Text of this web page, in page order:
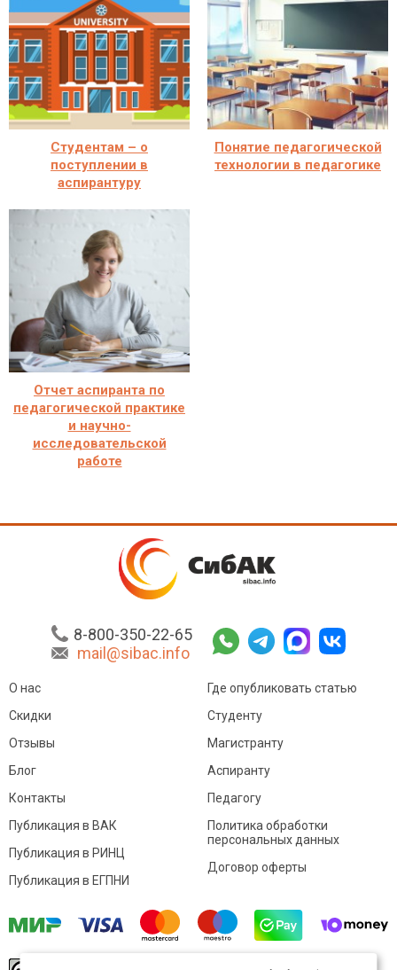
Студентам – о
поступлении в
аспирантуру
Понятие педагогической
технологии в педагогике
Отчет аспиранта по
педагогической практике
и научно-
исследовательской
работе
8-800-350-22-65
mail@sibac.info
О нас
Скидки
Отзывы
Блог
Контакты
Где опубликовать статью
Студенту
Магистранту
Аспиранту
Педагогу
Публикация в ВАК
Публикация в РИНЦ
Публикация в ЕГПНИ
Политика обработки
персональных данных
Договор оферты